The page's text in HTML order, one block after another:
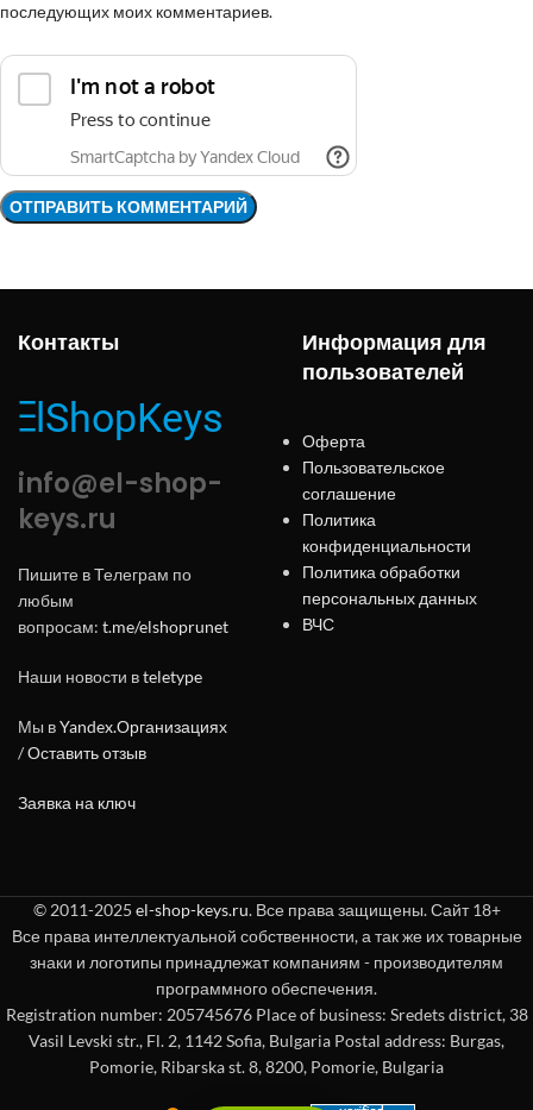
последующих моих комментариев.
Контакты
info@el-shop-
keys.ru
Пишите в Телеграм по
любым
вопросам: t.me/elshoprunet
Наши новости вteletype
Мы вYandex.Организациях
/Оставить отзыв
Заявка на ключ
Информация для
пользователей
Оферта
Пользовательское
соглашение
Политика
конфиденциальности
Политика обработки
персональных данных
ВЧС
© 2011-2025 el-shop-keys.ru. Все права защищены. Сайт 18+
Все права интеллектуальной собственности, а так же их товарные
знаки и логотипы принадлежат компаниям - производителям
программного обеспечения.
Registration number: 205745676 Place of business: Sredets district, 38
Vasil Levski str., Fl. 2, 1142 Sofia, Bulgaria Postal address: Burgas,
Pomorie, Ribarska st. 8, 8200, Pomorie, Bulgaria